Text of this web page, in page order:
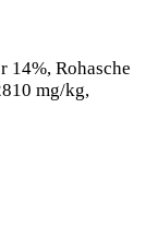
14%, Rohasche
mg/kg,